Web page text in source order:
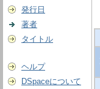
発行日
著者
タイトル
ヘルプ
DSpaceについて